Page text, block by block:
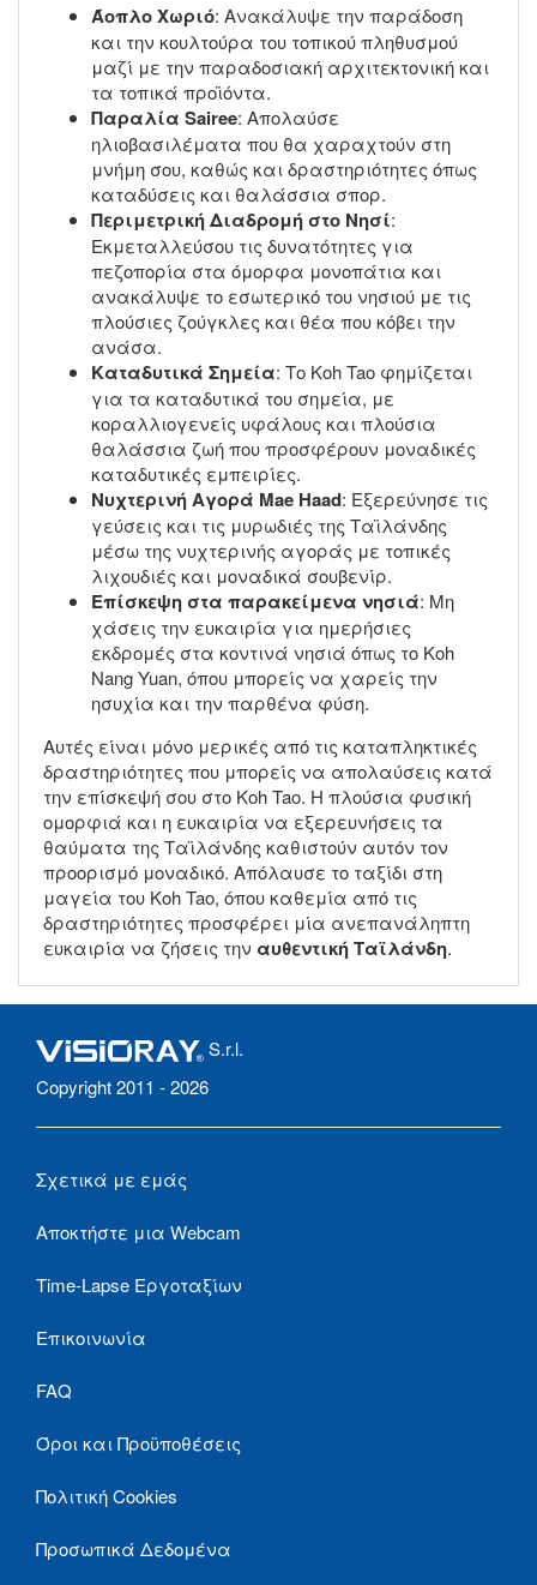
Άοπλο Χωριό: Ανακάλυψε την παράδοση
και την κουλτούρα του τοπικού πληθυσμού
μαζί με την παραδοσιακή αρχιτεκτονική και
τα τοπικά προϊόντα.
Παραλία Sairee: Απολαύσε
ηλιοβασιλέματα που θα χαραχτούν στη
μνήμη σου, καθώς και δραστηριότητες όπως
καταδύσεις και θαλάσσια σπορ.
Περιμετρική Διαδρομή στο Νησί:
Εκμεταλλεύσου τις δυνατότητες για
πεζοπορία στα όμορφα μονοπάτια και
ανακάλυψε το εσωτερικό του νησιού με τις
πλούσιες ζούγκλες και θέα που κόβει την
ανάσα.
Καταδυτικά Σημεία: Το Koh Tao φημίζεται
για τα καταδυτικά του σημεία, με
κοραλλιογενείς υφάλους και πλούσια
θαλάσσια ζωή που προσφέρουν μοναδικές
καταδυτικές εμπειρίες.
Νυχτερινή Αγορά Mae Haad: Εξερεύνησε τις
γεύσεις και τις μυρωδιές της Ταϊλάνδης
μέσω της νυχτερινής αγοράς με τοπικές
λιχουδιές και μοναδικά σουβενίρ.
Επίσκεψη στα παρακείμενα νησιά: Μη
χάσεις την ευκαιρία για ημερήσιες
εκδρομές στα κοντινά νησιά όπως το Koh
Nang Yuan, όπου μπορείς να χαρείς την
ησυχία και την παρθένα φύση.
Αυτές είναι μόνο μερικές από τις καταπληκτικές
δραστηριότητες που μπορείς να απολαύσεις κατά
την επίσκεψή σου στο Koh Tao. Η πλούσια φυσική
ομορφιά και η ευκαιρία να εξερευνήσεις τα
θαύματα της Ταϊλάνδης καθιστούν αυτόν τον
προορισμό μοναδικό. Απόλαυσε το ταξίδι στη
μαγεία του Koh Tao, όπου καθεμία από τις
δραστηριότητες προσφέρει μία ανεπανάληπτη
ευκαιρία να ζήσεις την αυθεντική Ταϊλάνδη.
S.r.l.
Copyright 2011 - 2026
Σχετικά με εμάς
Αποκτήστε μια Webcam
Time-Lapse Εργοταξίων
Επικοινωνία
FAQ
Όροι και Προϋποθέσεις
Πολιτική Cookies
Προσωπικά Δεδομένα